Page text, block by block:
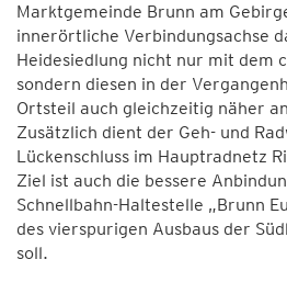
Marktgemeinde Brunn am
innerörtliche Verbindungsachse
Heidesiedlung nicht nur mit dem
sondern diesen in der
Ortsteil auch gleichzeitig näher
Zusätzlich dient der Geh- und
Lückenschluss im Hauptradnetz
Ziel ist auch die bessere
Schnellbahn-Haltestelle „Brunn
des vierspurigen Ausbaus der
soll.